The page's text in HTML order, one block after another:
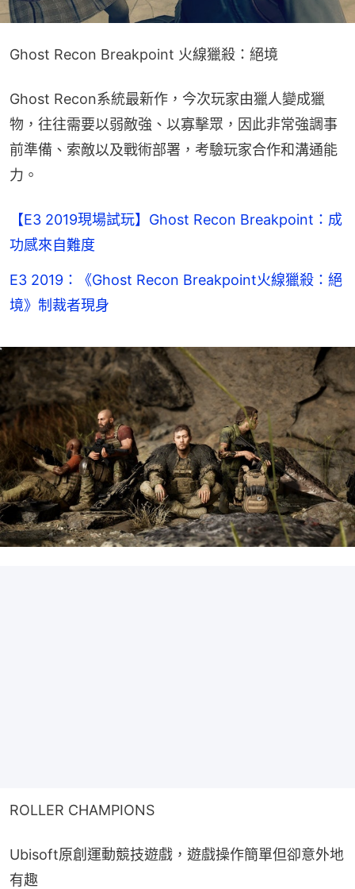
Ghost Recon Breakpoint 火線獵殺：絕境
Ghost Recon系統最新作，今次玩家由獵人變成獵
物，往往需要以弱敵強、以寡擊眾，因此非常強調事
前準備、索敵以及戰術部署，考驗玩家合作和溝通能
力。
【E3 2019現場試玩】Ghost Recon Breakpoint：成
功感來自難度
E3 2019：《Ghost Recon Breakpoint火線獵殺：絕
境》制裁者現身
ROLLER CHAMPIONS
Ubisoft原創運動競技遊戲，遊戲操作簡單但卻意外地
有趣